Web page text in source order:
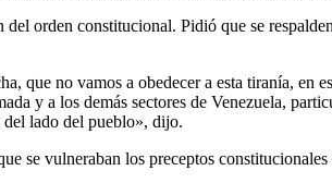
orden constitucional. Pidió que se
que no vamos a obedecer a esta tiranía, en
y a los demás sectores de Venezuela,
del lado del pueblo», dijo.
se vulneraban los preceptos